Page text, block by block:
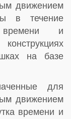
движением
в течение
времени и
на базе
для
движением
времени и